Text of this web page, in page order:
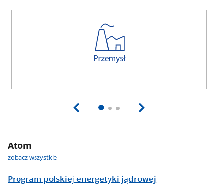
Atom
zobacz wszystkie
Program polskiej energetyki jądrowej